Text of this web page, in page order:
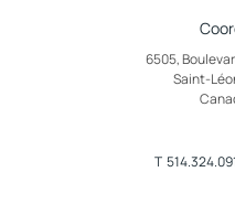
6505,
Saint-
T